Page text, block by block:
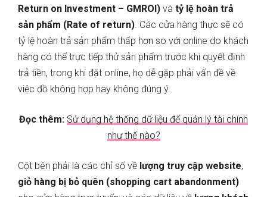
Return on Investment – GMROI) và tỷ lệ hoàn trả
sản phẩm (Rate of return). Các cửa hàng thực sẽ có
tỷ lệ hoàn trả sản phẩm thấp hơn so với online do khách
hàng có thể trực tiếp thử sản phẩm trước khi quyết định
trả tiền, trong khi đặt online, họ dễ gặp phải vấn đề về
việc đồ không hợp hay không đúng ý.
Đọc thêm: Sử dụng hệ thống dữ liệu để quản lý tài chính
như thế nào?
Cột bên phải là các chỉ số về lượng truy cập website,
giỏ hàng bị bỏ quên (shopping cart abandonment)